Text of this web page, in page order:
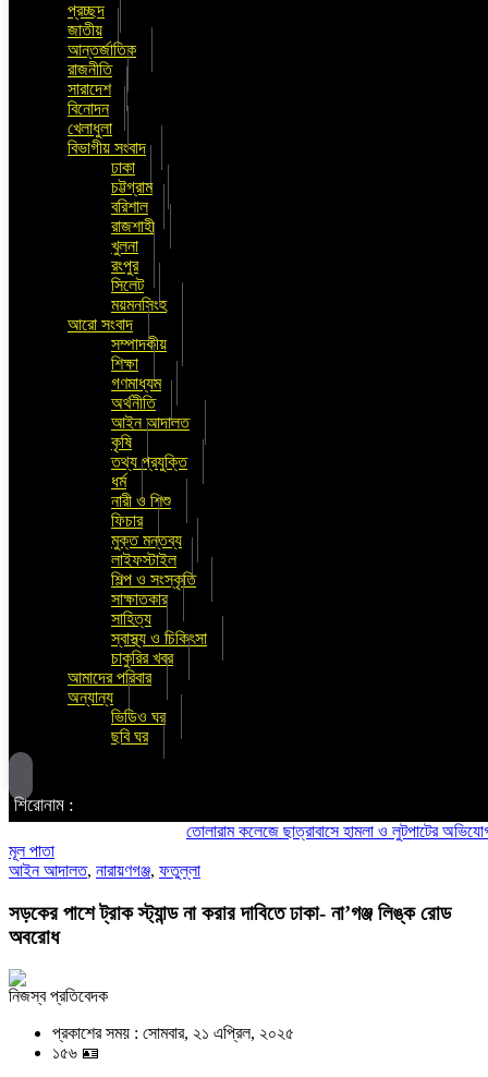
প্রচ্ছদ
জাতীয়
আন্তর্জাতিক
রাজনীতি
সারাদেশ
বিনোদন
খেলাধুলা
বিভাগীয় সংবাদ
ঢাকা
চট্টগ্রাম
বরিশাল
রাজশাহী
খুলনা
রংপুর
সিলেট
ময়মনসিংহ
আরো সংবাদ
সম্পাদকীয়
শিক্ষা
গণমাধ্যম
অর্থনীতি
আইন আদালত
কৃষি
তথ্য প্রযুক্তি
ধর্ম
নারী ও শিশু
ফিচার
মুক্ত মন্তব্য
লাইফস্টাইল
শিল্প ও সংস্কৃতি
সাক্ষাতকার
সাহিত্য
স্বাস্থ্য ও চিকিৎসা
চাকুরির খবর
আমাদের পরিবার
অন্যান্য
ভিডিও ঘর
ছবি ঘর
শিরোনাম :
তোলারাম কলেজে ছাত্রাবাসে হামলা ও লুটপাটের অভিযোগ
মূল পাতা
আইন আদালত, নারায়ণগঞ্জ, ফতুল্লা
সড়কের পাশে ট্রাক স্ট্যান্ড না করার দাবিতে ঢাকা- না’গঞ্জ লিঙ্ক রোড
অবরোধ
নিজস্ব প্রতিবেদক
প্রকাশের সময় : সোমবার, ২১ এপ্রিল, ২০২৫
১৫৬ 🪪